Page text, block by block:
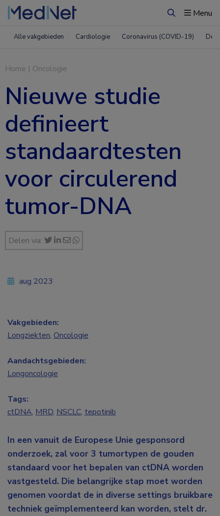
ZoekenMenu
Alle vakgebieden Cardiologie Coronavirus (COVID-19)
Home | Oncologie
Nieuwe studie
definieert
standaardtesten
voor circulerend
tumor-DNA
Delen via:
In een vanuit de Europese Unie gesponsord
onderzoek, zal voor 3 tumortypen de gouden
standaard voor het bepalen van ctDNA worden
vastgesteld. Die belangrijke stap moet worden
genomen voordat de in diverse settings bruikbare
techniek geïmplementeerd kan worden, stelt dr.
aug 2023
Vakgebieden:
Longziekten, Oncologie
Aandachtsgebieden:
Longoncologie
Tags:
ctDNA, MRD, NSCLC, tepotinib